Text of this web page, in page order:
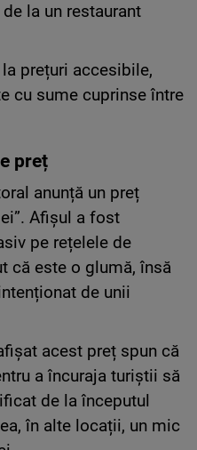
la un restaurant
prețuri accesibile,
cu sume cuprinse între
preț
anunță un preț
Afișul a fost
pe rețelele de
că este o glumă, însă
de unii
acest preț spun că
a încuraja turiștii să
de la începutul
în alte locații, un mic